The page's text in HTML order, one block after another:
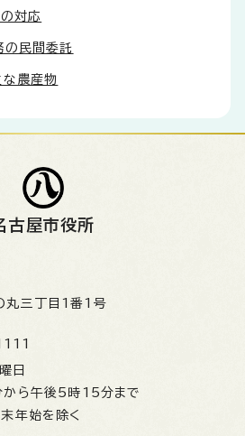
対応
の民間委託
農産物
古屋市役所
丸三丁目1番1号
日
ら午後5時15分まで
末年始を除く